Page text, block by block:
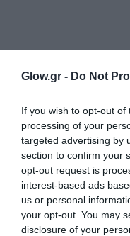
Glow.gr - Do Not
If you wish to opt-out
processing of your
targeted advertising by
section to confirm your
opt-out request is
interest-based ads
us or personal
your opt-out. You may
disclosure of your